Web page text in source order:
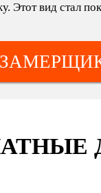
Этот вид стал